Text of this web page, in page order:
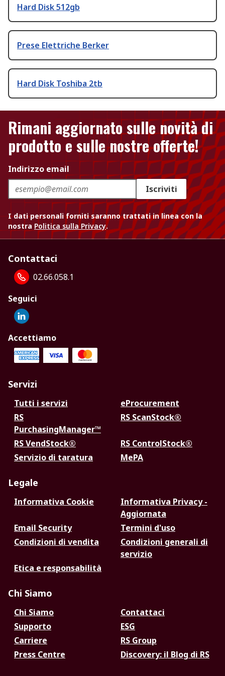
Hard Disk 512gb
Prese Elettriche Berker
Hard Disk Toshiba 2tb
Rimani aggiornato sulle novità di
prodotto e sulle nostre offerte!
Indirizzo email
Iscriviti
I dati personali forniti saranno trattati in linea con la
nostra Politica sulla Privacy.
Contattaci
02.66.058.1
Seguici
Accettiamo
Servizi
Tutti i servizi
eProcurement
RS
PurchasingManager™
RS ScanStock®
RS VendStock®
RS ControlStock®
Servizio di taratura
MePA
Legale
Informativa Cookie
Informativa Privacy -
Aggiornata
Email Security
Termini d'uso
Condizioni di vendita
Condizioni generali di
servizio
Etica e responsabilità
Chi Siamo
Chi Siamo
Contattaci
Supporto
ESG
Carriere
RS Group
Press Centre
Discovery: il Blog di RS